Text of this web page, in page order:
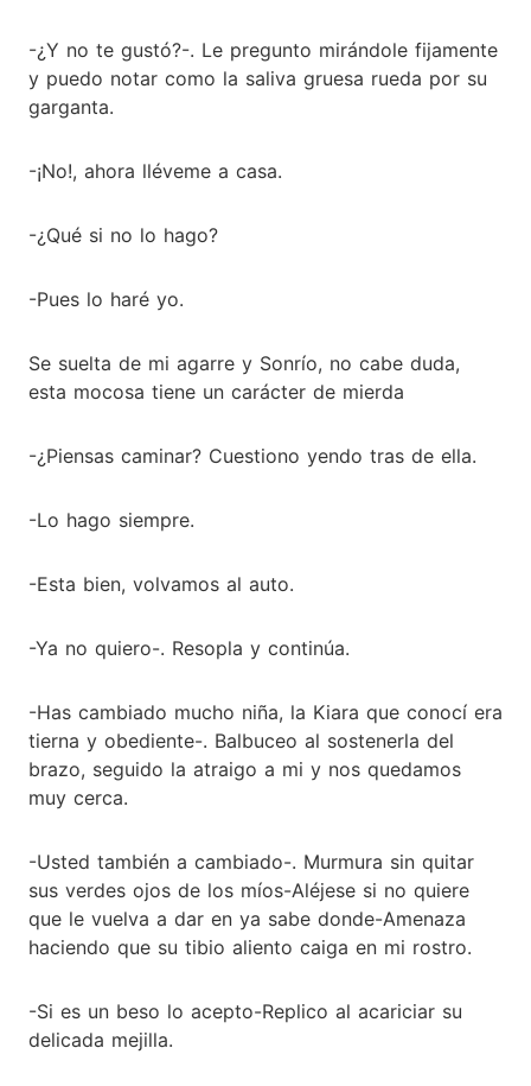
-¿Y no te gustó?-. Le pregunto mirándole fijamente
y puedo notar como la saliva gruesa rueda por su
garganta.
-¡No!, ahora lléveme a casa.
-¿Qué si no lo hago?
-Pues lo haré yo.
Se suelta de mi agarre y Sonrío, no cabe duda,
esta mocosa tiene un carácter de mierda
-¿Piensas caminar? Cuestiono yendo tras de ella.
-Lo hago siempre.
-Esta bien, volvamos al auto.
-Ya no quiero-. Resopla y continúa.
-Has cambiado mucho niña, la Kiara que conocí era
tierna y obediente-. Balbuceo al sostenerla del
brazo, seguido la atraigo a mi y nos quedamos
muy cerca.
-Usted también a cambiado-. Murmura sin quitar
sus verdes ojos de los míos-Aléjese si no quiere
que le vuelva a dar en ya sabe donde-Amenaza
haciendo que su tibio aliento caiga en mi rostro.
-Si es un beso lo acepto-Replico al acariciar su
delicada mejilla.